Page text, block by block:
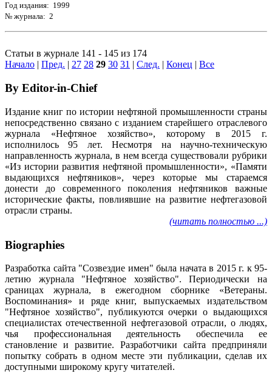
Год издания: 1999
№ журнала: 2
Статьи в журнале 141 - 145 из 174
Начало | Пред. | 27 28 29 30 31 | След. | Конец | Все
By Editor-in-Chief
Издание книг по истории нефтяной промышленности страны
непосредственно связано с изданием старейшего отраслевого
журнала «Нефтяное хозяйство», которому в 2015 г.
исполнилось 95 лет. Несмотря на научно-техническую
направленность журнала, в нем всегда существовали рубрики
«Из истории развития нефтяной промышленности», «Памяти
выдающихся нефтяников», через которые мы стараемся
донести до современного поколения нефтяников важные
исторические факты, повлиявшие на развитие нефтегазовой
отрасли страны.
(читать полностью ...)
Biographies
Разработка сайта "Созвездие имен" была начата в 2015 г. к 95-
летию журнала "Нефтяное хозяйство". Периодически на
сраницах журнала, в ежегодном сборнике «Ветераны.
Воспоминания» и ряде книг, выпускаемых издательством
"Нефтяное хозяйство", публикуются очерки о выдающихся
специалистах отечественной нефтегазовой отрасли, о людях,
чья профессиональная деятельность обеспечила ее
становление и развитие. Разработчики сайта предприняли
попытку собрать в одном месте эти публикации, сделав их
доступными широкому кругу читателей.